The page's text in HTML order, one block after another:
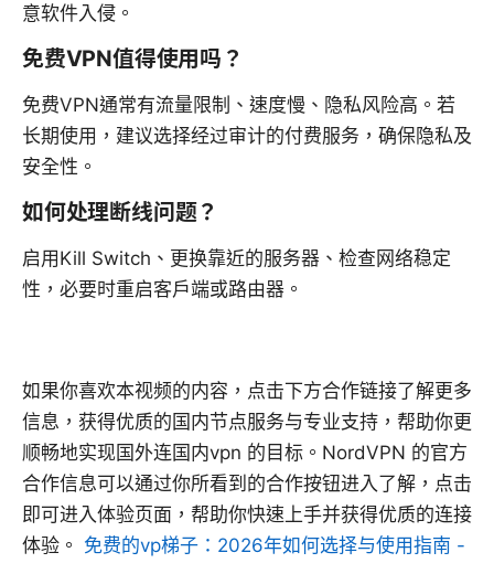
意软件入侵。
免费VPN值得使用吗？
免费VPN通常有流量限制、速度慢、隐私风险高。若
长期使用，建议选择经过审计的付费服务，确保隐私及
安全性。
如何处理断线问题？
启用Kill Switch、更换靠近的服务器、检查网络稳定
性，必要时重启客户端或路由器。
如果你喜欢本视频的内容，点击下方合作链接了解更多
信息，获得优质的国内节点服务与专业支持，帮助你更
顺畅地实现国外连国内vpn 的目标。NordVPN 的官方
合作信息可以通过你所看到的合作按钮进入了解，点击
即可进入体验页面，帮助你快速上手并获得优质的连接
体验。 免费的vp梯子：2026年如何选择与使用指南 -